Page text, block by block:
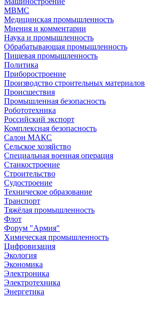
МВМС
Медицинская промышленность
Мнения и комментарии
Наука и промышленность
Обрабатывающая промышленность
Пищевая промышленность
Политика
Приборостроение
Производство строительных материалов
Происшествия
Промышленная безопасность
Робототехника
Российский экспорт
Комплексная безопасность
Салон МАКС
Сельское хозяйство
Специальная военная операция
Станкостроение
Строительство
Судостроение
Техническое образование
Транспорт
Тяжёлая промышленность
Флот
Форум "Армия"
Химическая промышленность
Цифровизация
Экология
Экономика
Электроника
Электротехника
Энергетика